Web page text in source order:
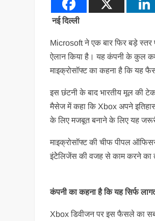
नई दिल्ली
Microsoft ने एक बार फिर बड़े स्तर
ऐलान किया है। यह कंपनी के कुल
माइक्रोसॉफ्ट का कहना है कि यह
इस छंटनी के बाद भारतीय मूल की
मैसेज में कहा कि Xbox अपने
के लिए मजबूत बनाने के लिए यह
माइक्रोसॉफ्ट की चीफ पीपल
इंटेेलिजेंस की वजह से काम करने का
कंपनी का कहना है कि यह सिर्फ
Xbox डिवीजन पर इस फैसले का